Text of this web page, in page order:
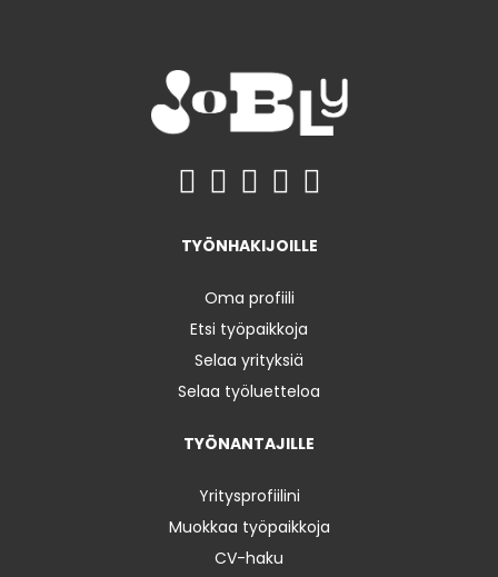
TYÖNHAKIJOILLE
Oma profiili
Etsi työpaikkoja
Selaa yrityksiä
Selaa työluetteloa
TYÖNANTAJILLE
Yritysprofiilini
Muokkaa työpaikkoja
CV-haku